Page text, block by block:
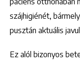
szájhigiénét,
pusztán aktuális
Ez alól bizonyos